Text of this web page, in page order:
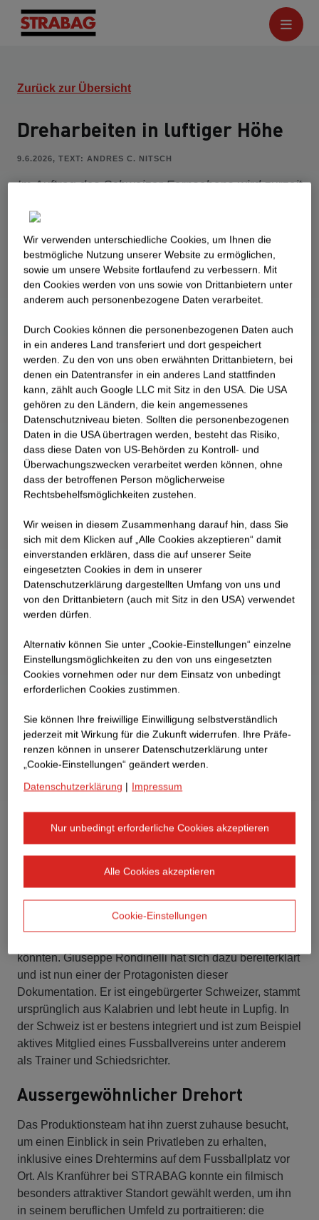
Zurück zur Übersicht
Dreharbeiten in luftiger Höhe
9.6.2026, TEXT: ANDRES C. NITSCH
Im Auftrag des Schweizer Fernsehens wird zurzeit
Laufen» gedreht. Sie zeigt auf, wie Menschen mit
ausländischer Herkunft die Schweiz mitgestalten
und prägen. Giuseppe Rondinelli, Kranführer bei
STRABAG, ist einer der portraitierten
Protagonisten. Jetzt war Drehtermin an
Dokumentarfilmer Roger Brunner produziert eine
filmische Dokumentation über fünf Menschen, die in der
Schweiz leben und arbeiten und mit dafür sorgen, dass
die Schweiz nicht stillsteht. Diese Menschen stammen
STRABAG wurde angefragt, ob wir – stellvertretend für
könnten. Giuseppe Rondinelli hat sich dazu bereiterklärt
und ist nun einer der Protagonisten dieser
Dokumentation. Er ist eingebürgerter Schweizer, stammt
ursprünglich aus Kalabrien und lebt heute in Lupfig. In
der Schweiz ist er bestens integriert und ist zum Beispiel
aktives Mitglied eines Fussballvereins unter anderem
als Trainer und Schiedsrichter.
Aussergewöhnlicher Drehort
Das Produktionsteam hat ihn zuerst zuhause besucht,
um einen Einblick in sein Privatleben zu erhalten,
inklusive eines Drehtermins auf dem Fussballplatz vor
Ort. Als Kranführer bei STRABAG konnte ein filmisch
besonders attraktiver Standort gewählt werden, um ihn
in seinem beruflichen Umfeld zu portraitieren: die
Wir verwenden unterschiedliche Cookies, um Ihnen die
best­mögliche Nutzung unserer Website zu ermöglichen,
sowie um unsere Website fortlaufend zu verbessern. Mit
den Cookies werden von uns sowie von Drittanbietern unter
anderem auch personenbezogene Daten verarbeitet.
Durch Cookies können die personenbezogenen Daten auch
in ein anderes Land transferiert und dort gespeichert
werden. Zu den von uns oben erwähnten Drittanbietern, bei
denen ein Datentransfer in ein anderes Land stattfinden
kann, zählt auch Google LLC mit Sitz in den USA. Die USA
gehören zu den Ländern, die kein angemessenes
Datenschutzniveau bieten. Sollten die personenbezogenen
Daten in die USA übertragen werden, besteht das Risiko,
dass diese Daten von US-Behörden zu Kontroll- und
Überwachungszwecken verarbeitet werden können, ohne
dass der betroffenen Person möglicherweise
Rechtsbehelfsmöglichkeiten zustehen.
Wir weisen in diesem Zusammenhang darauf hin, dass Sie
sich mit dem Klicken auf „Alle Cookies akzeptieren“ damit
ein­ver­standen erklären, dass die auf unserer Seite
eingesetzten Cookies in dem in unserer
Datenschutzerklärung dargestellten Umfang von uns und
von den Drittanbietern (auch mit Sitz in den USA) verwendet
werden dürfen.
Alternativ können Sie unter „Cookie-Einstellungen“ einzelne
Einstellungsmöglichkeiten zu den von uns eingesetzten
Cookies vornehmen oder nur dem Einsatz von unbedingt
erforderlichen Cookies zustimmen.
Sie können Ihre freiwillige Einwilligung selbstverständlich
jederzeit mit Wirkung für die Zukunft widerrufen. Ihre Prä­fe­
renzen können in unserer Datenschutzerklärung unter
„Cookie-Einstellungen“ geändert werden.
Datenschutzerklärung | Impressum
Nur unbedingt erforderliche Cookies akzeptieren
Alle Cookies akzeptieren
Cookie-Einstellungen